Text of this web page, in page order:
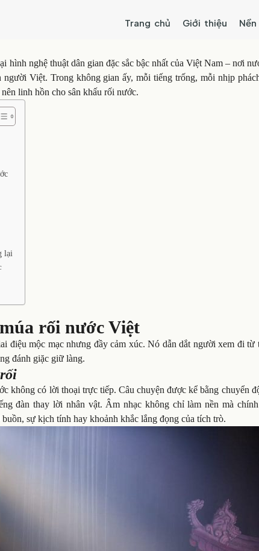
Trang chủ Giới thiệu
hình nghệ thuật dân gian đặc sắc bậc nhất của Việt Nam – nơi
Việt. Trong không gian ấy, mỗi tiếng trống, mỗi nhịp
linh hồn cho sân khấu rối nước.
lại
rối nước Việt
điệu mộc mạc nhưng đầy cảm xúc. Nó dẫn dắt người xem đi từ
đánh giặc giữ làng.
không có lời thoại trực tiếp. Câu chuyện được kể bằng chuyển
đàn thay lời nhân vật. Âm nhạc không chỉ làm nền mà
sự kịch tính hay khoảnh khắc lắng đọng của tích trò.